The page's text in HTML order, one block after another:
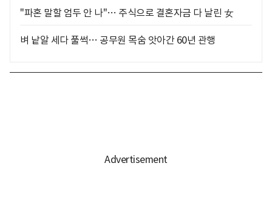
"파혼 말할 엄두 안 나"… 주식으로 결혼자금 다 날린 女
벼 낱알 세다 풀썩… 공무원 목숨 앗아간 60년 관행